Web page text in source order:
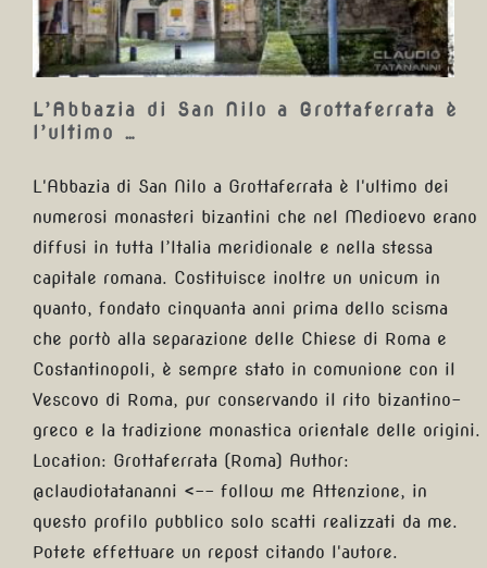
L’Abbazia di San Nilo a Grottaferrata è
l’ultimo …
L'Abbazia di San Nilo a Grottaferrata è l'ultimo dei
numerosi monasteri bizantini che nel Medioevo erano
diffusi in tutta l’Italia meridionale e nella stessa
capitale romana. Costituisce inoltre un unicum in
quanto, fondato cinquanta anni prima dello scisma
che portò alla separazione delle Chiese di Roma e
Costantinopoli, è sempre stato in comunione con il
Vescovo di Roma, pur conservando il rito bizantino-
greco e la tradizione monastica orientale delle origini.
Location: Grottaferrata (Roma) Author:
@claudiotatananni <-- follow me Attenzione, in
questo profilo pubblico solo scatti realizzati da me.
Potete effettuare un repost citando l'autore.